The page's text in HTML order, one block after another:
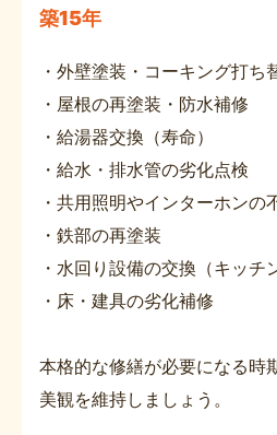
築15年
・外壁塗装・コーキング打ち
・屋根の再塗装・防水補修
・給湯器交換（寿命）
・給水・排水管の劣化点検
・共用照明やインターホンの
・鉄部の再塗装
・水回り設備の交換（キッチ
・床・建具の劣化補修
本格的な修繕が必要になる時
美観を維持しましょう。